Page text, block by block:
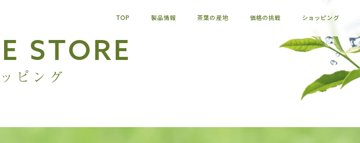
TOP 製品情報 茶葉の産地 価格の挑戦 ショッピング
STORE
ピング